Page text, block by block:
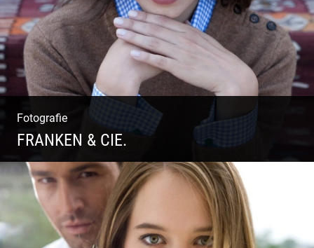
Fotografie
FRANKEN & CIE.
Katalog Shooting | Moderne Klassik |
Luxuriöse Mode | Country Style